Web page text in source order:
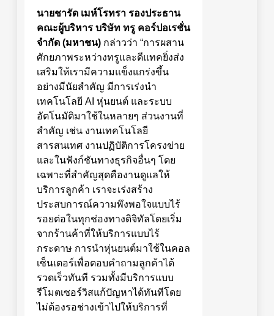
นายชารัด เมห์โรทรา รองประธาน
คณะผู้บริหาร บริษัท ทรู คอร์ปอเรชั่น
จำกัด (มหาชน) กล่าวว่า “การผสาน
ศักยภาพระหว่างทรูและดีแทคยิ่งส่ง
เสริมให้เรามีความแข็งแกร่งขึ้น
อย่างมีนัยสำคัญ มีการเร่งนำ
เทคโนโลยี AI หุ่นยนต์ และระบบ
อัตโนมัติมาใช้ในหลายๆ ส่วนงานที่
สำคัญ เช่น งานเทคโนโลยี
สารสนเทศ งานปฏิบัติการโครงข่าย
และในฟังก์ชันทางธุรกิจอื่นๆ โดย
เฉพาะที่สำคัญสุดคืองานดูแลให้
บริการลูกค้า เราจะเร่งสร้าง
ประสบการณ์ความพึงพอใจแบบไร้
รอยต่อในทุกช่องทางดิจิทัลโดยเริ่ม
จากร้านค้าที่ให้บริการแบบไร้
กระดาษ การนำหุ่นยนต์มาใช้ในคอล
เซ็นเตอร์เพื่อตอบคำถามลูกค้าได้
รวดเร็วทันที รวมทั้งมีบริการแบบ
รีโมตเซอร์วิสแก้ปัญหาได้ทันทีโดย
ไม่ต้องรอช่างเข้าไปให้บริการที่